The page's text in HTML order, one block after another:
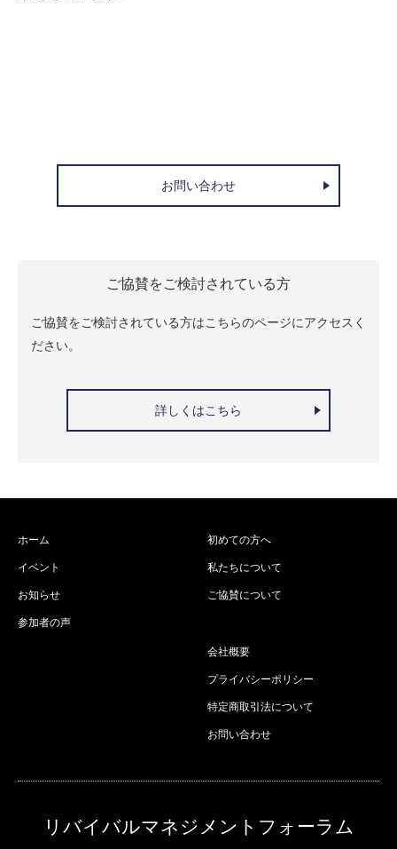
お問い合わせ
ご協賛をご検討されている方
ご協賛をご検討されている方はこちらのページにアクセスく
ださい。
詳しくはこちら
ホーム
イベント
お知らせ
参加者の声
初めての方へ
私たちについて
ご協賛について
会社概要
プライバシーポリシー
特定商取引法について
お問い合わせ
リバイバルマネジメントフォーラム